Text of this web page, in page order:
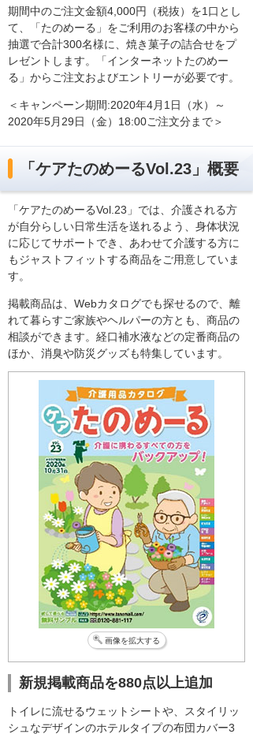
期間中のご注文金額4,000円（税抜）を1口とし
て、「たのめーる」をご利用のお客様の中から
抽選で合計300名様に、焼き菓子の詰合せをプ
レゼントします。「インターネットたのめー
る」からご注文およびエントリーが必要です。
＜キャンペーン期間:2020年4月1日（水）～
2020年5月29日（金）18:00ご注文分まで＞
「ケアたのめーるVol.23」概要
「ケアたのめーるVol.23」では、介護される方
が自分らしい日常生活を送れるよう、身体状況
に応じてサポートでき、あわせて介護する方に
もジャストフィットする商品をご用意していま
す。
掲載商品は、Webカタログでも探せるので、離
れて暮らすご家族やヘルパーの方とも、商品の
相談ができます。経口補水液などの定番商品の
ほか、消臭や防災グッズも特集しています。
画像を拡大する
新規掲載商品を880点以上追加
トイレに流せるウェットシートや、スタイリッ
シュなデザインのホテルタイプの布団カバー3